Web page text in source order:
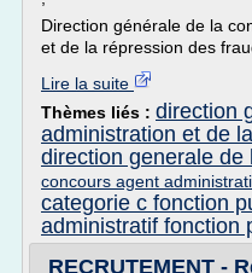
Direction générale de la
et de la répression des
Lire la suite
Thèmes liés : direction
administration et de
direction generale de
concours agent
categorie c fonction
administratif fonction
RECRUTEMENT -